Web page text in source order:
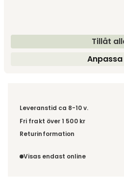
Tillåt
Anpassa
Leveranstid ca 8-10 v.
Fri frakt över 1 500 kr
Välj utförande via 'Gör dina val'
Returinformation
inte av ångerrätten.
Visas endast online